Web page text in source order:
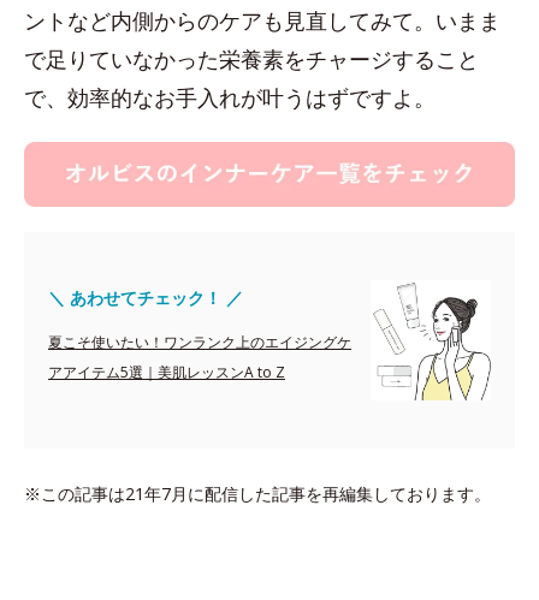
ントなど内側からのケアも見直してみて。いまま
で足りていなかった栄養素をチャージすること
で、効率的なお手入れが叶うはずですよ。
＼ あわせてチェック！ ／
夏こそ使いたい！ワンランク上のエイジングケ
アアイテム5選｜美肌レッスンA to Z
※この記事は21年7月に配信した記事を再編集しております。